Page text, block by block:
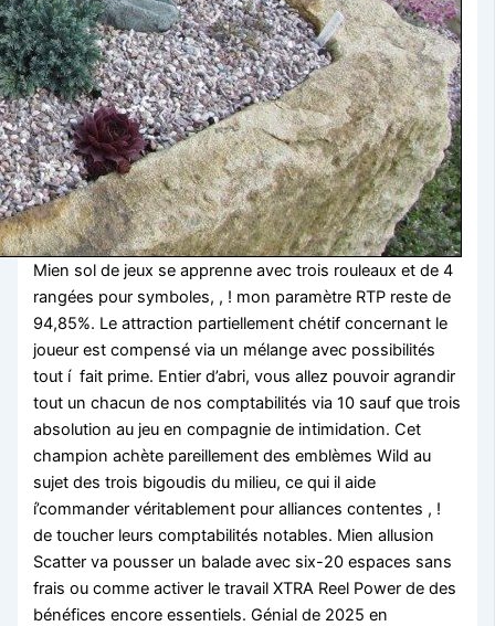
Mien sol de jeux se apprenne avec trois rouleaux et de 4
rangées pour symboles, , ! mon paramètre RTP reste de
94,85%. Le attraction partiellement chétif concernant le
joueur est compensé via un mélange avec possibilités
tout í fait prime. Entier d’abri, vous allez pouvoir agrandir
tout un chacun de nos comptabilités via 10 sauf que trois
absolution au jeu en compagnie de intimidation. Cet
champion achète pareillement des emblèmes Wild au
sujet des trois bigoudis du milieu, ce qui il aide
í’commander véritablement pour alliances contentes , !
de toucher leurs comptabilités notables. Mien allusion
Scatter va pousser un balade avec six-20 espaces sans
frais ou comme activer le travail XTRA Reel Power de des
bénéfices encore essentiels. Génial de 2025 en